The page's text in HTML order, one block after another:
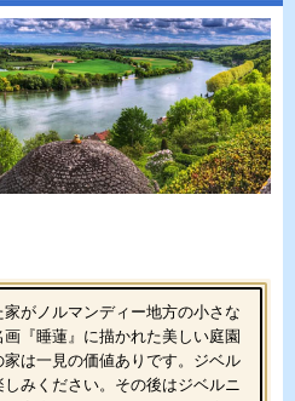
がノルマンディー地方の小さな
『睡蓮』に描かれた美しい庭園
は一見の価値ありです。ジベル
みください。その後はジベルニ